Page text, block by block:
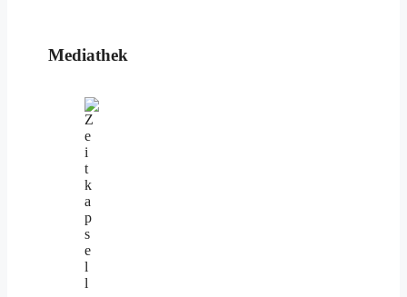
Mediathek